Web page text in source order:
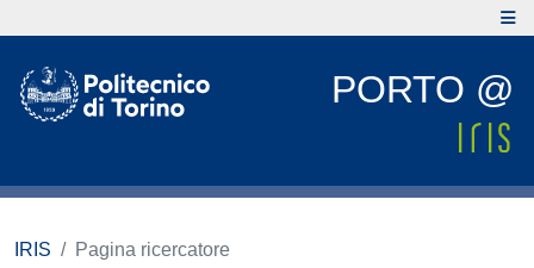
PORTO @
IRIS Pagina ricercatore